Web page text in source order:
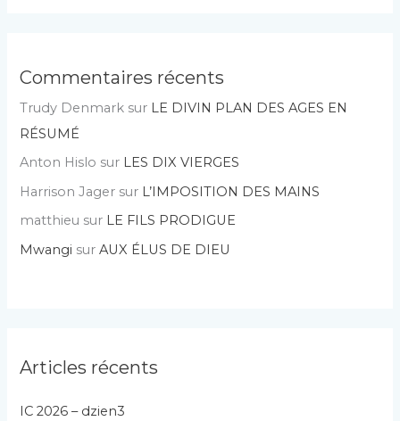
Commentaires récents
Trudy Denmark sur LE DIVIN PLAN DES AGES EN
RÉSUMÉ
Anton Hislo sur LES DIX VIERGES
Harrison Jager sur L’IMPOSITION DES MAINS
matthieu sur LE FILS PRODIGUE
Mwangi surAUX ÉLUS DE DIEU
Articles récents
IC 2026 – dzien3